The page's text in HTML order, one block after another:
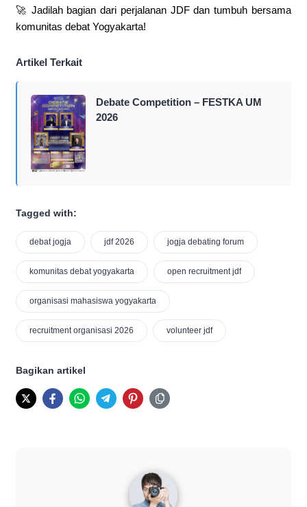
🚀 Jadilah bagian dari perjalanan JDF dan tumbuh bersama
komunitas debat Yogyakarta!
Artikel Terkait
Debate Competition – FESTKA UM
2026
Tagged with:
debat jogja jdf 2026 jogja debating forum
komunitas debat yogyakarta open recruitment jdf
organisasi mahasiswa yogyakarta
recruitment organisasi 2026 volunteer jdf
Bagikan artikel